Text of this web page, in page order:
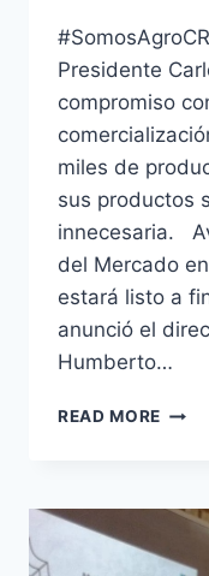
Presidente
compromiso
miles de
sus productos
innecesaria.
del Mercado
estará listo a
anunció el
Humberto…
READ MORE